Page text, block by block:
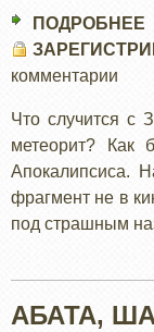
ПОДРОБНЕЕ
комментарии
Что случится с
метеорит? Как
Апокалипсиса.
фрагмент не в
под страшным
АБАТА,